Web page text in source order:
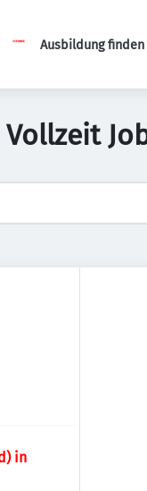
Ausbildung finden
Vollzeit
in